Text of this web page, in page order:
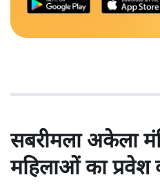
सबरीमला अकेला
महिलाओं का प्रवेश